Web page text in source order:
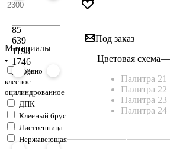
Под заказ
Цветовая схема—
Палитра 21
Палитра 22
Палитра 23
Палитра 24
85
639
1193
1746
2300
Материалы
Бревно
клееное
оцилиндрованное
ДПК
Клееный брус
Лиственница
Нержавеющая